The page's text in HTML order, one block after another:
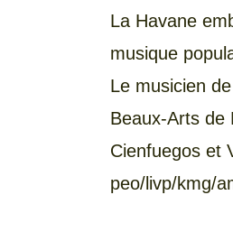
La Havane
musique
Le musicien
Beaux-Arts de
Cienfuegos et
peo/livp/kmg/